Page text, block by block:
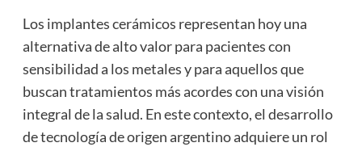
Los implantes cerámicos representan hoy una
alternativa de alto valor para pacientes con
sensibilidad a los metales y para aquellos que
buscan tratamientos más acordes con una visión
integral de la salud. En este contexto, el desarrollo
de tecnología de origen argentino adquiere un rol